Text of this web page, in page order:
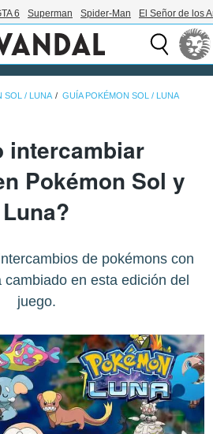
6 Superman Spider-Man El Señor de los
SOL / LUNA GUÍA POKÉMON SOL / LUNA
intercambiar
Pokémon Sol y
Luna?
de pokémons con
en esta edición del
juego.